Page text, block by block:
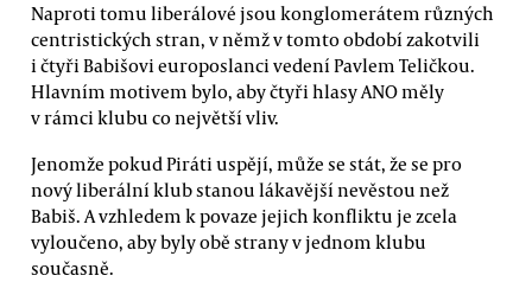
Naproti tomu liberálové jsou konglomerátem různých
centristických stran, v němž v tomto období zakotvili
i čtyři Babišovi europoslanci vedení Pavlem Teličkou.
Hlavním motivem bylo, aby čtyři hlasy ANO měly
v rámci klubu co největší vliv.
Jenomže pokud Piráti uspějí, může se stát, že se pro
nový liberální klub stanou lákavější nevěstou než
Babiš. A vzhledem k povaze jejich konfliktu je zcela
vyloučeno, aby byly obě strany v jednom klubu
současně.